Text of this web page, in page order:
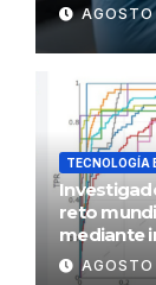
TECNOLOGÍA
reto
mediante